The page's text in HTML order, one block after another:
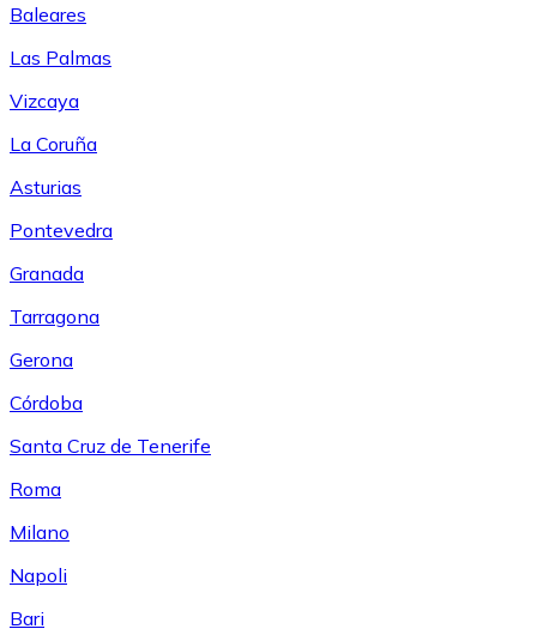
Baleares
Las Palmas
Vizcaya
La Coruña
Asturias
Pontevedra
Granada
Tarragona
Gerona
Córdoba
Santa Cruz de Tenerife
Roma
Milano
Napoli
Bari